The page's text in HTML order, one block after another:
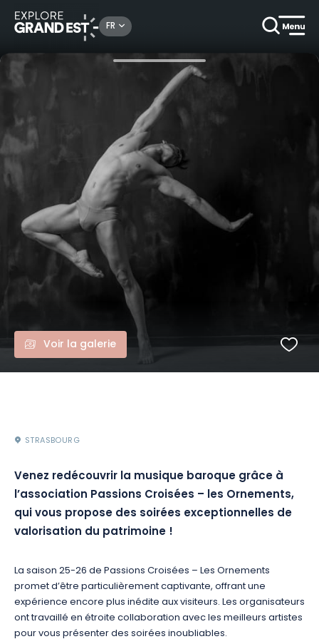
FR
Arts & culture Passions Croisées - Les Ornements
Voir la galerie
STRASBOURG
Venez redécouvrir la musique baroque grâce à
l’association Passions Croisées – les Ornements,
qui vous propose des soirées exceptionnelles de
valorisation du patrimoine !
La saison 25-26 de Passions Croisées – Les Ornements
promet d’être particulièrement captivante, offrant une
expérience encore plus inédite aux visiteurs. Les organisateurs
ont travaillé en étroite collaboration avec les meilleurs artistes
pour vous présenter des soirées inoubliables.